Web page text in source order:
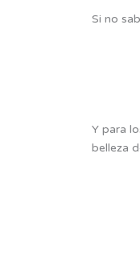
Si no
Y para
belleza